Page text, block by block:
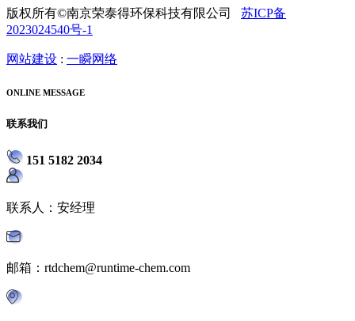
版权所有©南京荣泰得环保科技有限公司 苏ICP备
2023024540号-1
网站建设 : 一瞬网络
ONLINE MESSAGE
联系我们
151 5182 2034
联系人：安经理
邮箱：rtdchem@runtime-chem.com